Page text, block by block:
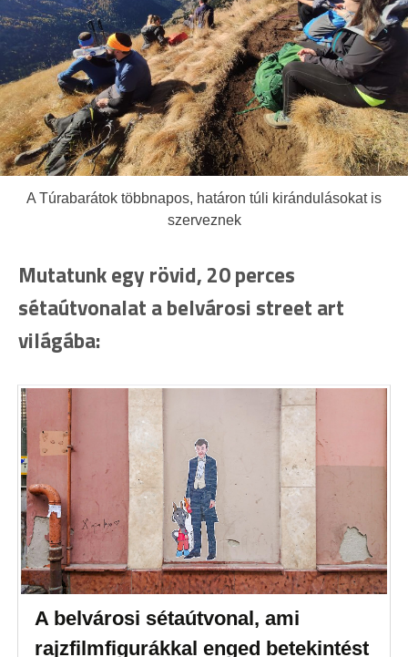
A Túrabarátok többnapos, határon túli kirándulásokat is
szerveznek
Mutatunk egy rövid, 20 perces
sétaútvonalat a belvárosi street art
világába:
A belvárosi sétaútvonal, ami
rajzfilmfigurákkal enged betekintést